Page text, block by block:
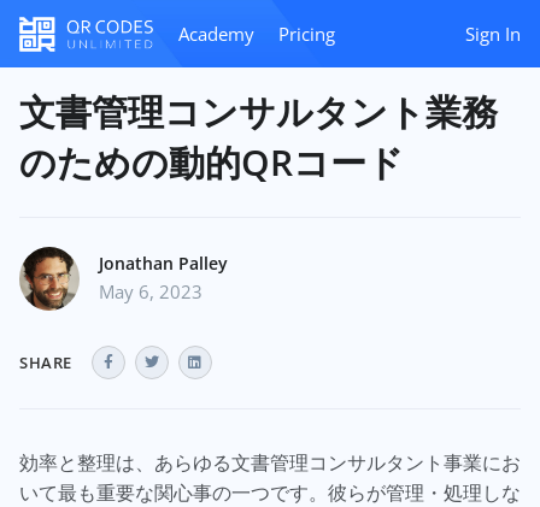
Academy Pricing Sign In
文書管理コンサルタント業務
のための動的QRコード
Jonathan Palley
May 6, 2023
SHARE
効率と整理は、あらゆる文書管理コンサルタント事業にお
いて最も重要な関心事の一つです。彼らが管理・処理しな